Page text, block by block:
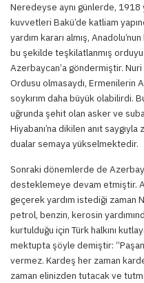
Neredeyse aynı günlerde, 1918
kuvvetleri Bakü’de katliam
yardım kararı almış,
bu şekilde teşkilatlanmış
Azerbaycan’a göndermiştir.
Ordusu olmasaydı, Ermenilerin
soykırım daha büyük olabilirdi.
uğrunda şehit olan asker ve
Hiyabanı’na dikilen anıt
dualar semaya yükselmektedir.
Sonraki dönemlerde de
desteklemeye devam etmiştir.
geçerek yardım istediği zaman
petrol, benzin, kerosin
kurtulduğu için Türk halkını
mektupta şöyle demiştir:
vermez. Kardeş her zaman
zaman elinizden tutacak ve